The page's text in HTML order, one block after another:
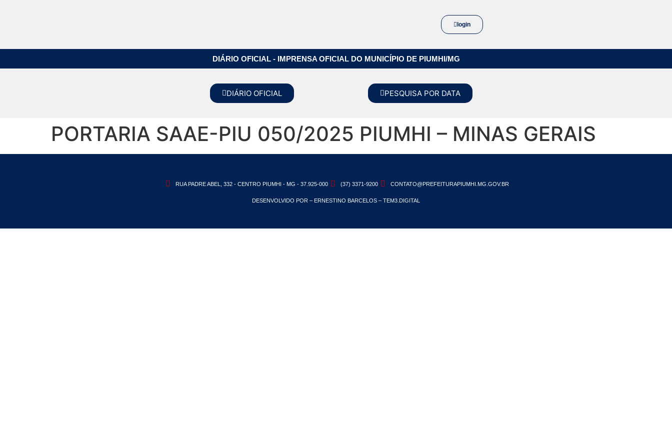
login
DIÁRIO OFICIAL - IMPRENSA OFICIAL DO MUNICÍPIO DE PIUMHI/MG
DIÁRIO OFICIAL PESQUISA POR DATA
PORTARIA SAAE-PIU 050/2025 PIUMHI – MINAS GERAIS
RUA PADRE ABEL, 332 - CENTRO PIUMHI - MG - 37.925-000 (37) 3371-9200 CONTATO@PREFEITURAPIUMHI.MG.GOV.BR
DESENVOLVIDO POR – ERNESTINO BARCELOS – TEM3.DIGITAL